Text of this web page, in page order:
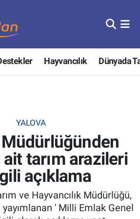
Hayvancılık Dünyada
YALOVA
Müdürlüğünden
tarım arazileri
açıklama
ve Hayvancılık Müdürlüğü,
' Milli Emlak Genel